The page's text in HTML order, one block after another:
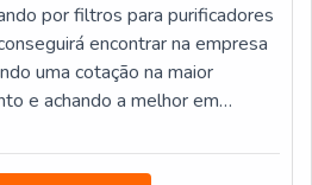
por filtros para purificadores
encontrar na empresa
uma cotação na maior
e achando a melhor em
com os colaboradores da